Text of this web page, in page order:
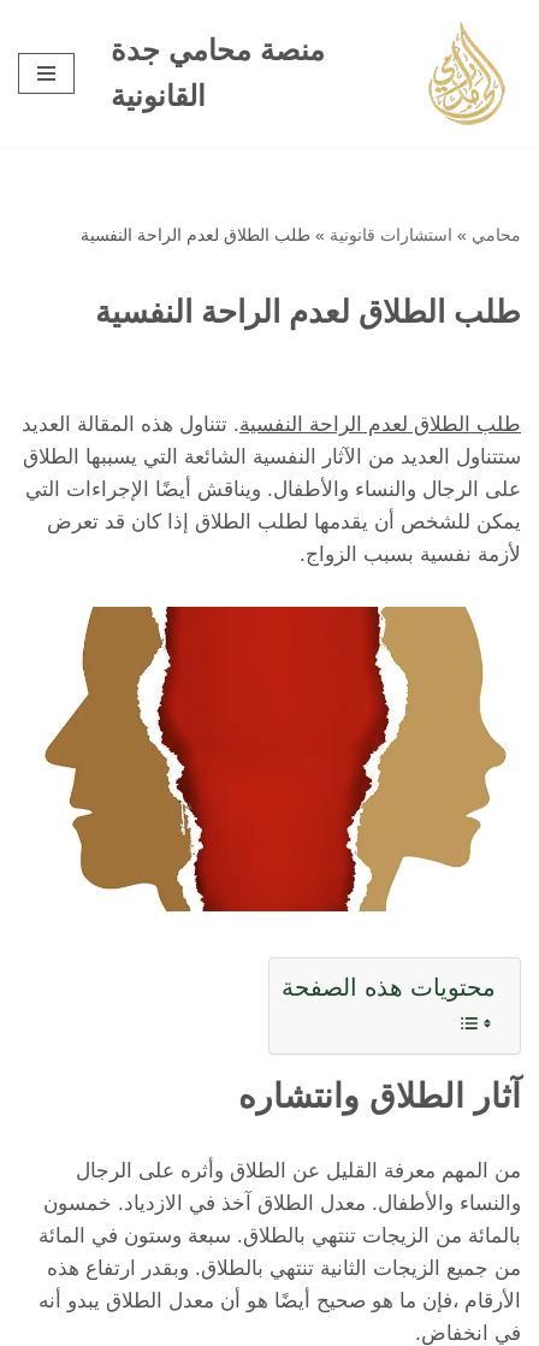
تخطى
إلى
المحتوى
منصة محامي جدة
القانونية
محامي » استشارات قانونية » طلب الطلاق لعدم الراحة النفسية
طلب الطلاق لعدم الراحة النفسية
طلب الطلاق لعدم الراحة النفسية. تتناول هذه المقالة العديد
ستتناول العديد من الآثار النفسية الشائعة التي يسببها الطلاق
على الرجال والنساء والأطفال. ويناقش أيضًا الإجراءات التي
يمكن للشخص أن يقدمها لطلب الطلاق إذا كان قد تعرض
لأزمة نفسية بسبب الزواج.
محتويات هذه الصفحة
آثار الطلاق وانتشاره
من المهم معرفة القليل عن الطلاق وأثره على الرجال
والنساء والأطفال. معدل الطلاق آخذ في الازدياد. خمسون
بالمائة من الزيجات تنتهي بالطلاق. سبعة وستون في المائة
من جميع الزيجات الثانية تنتهي بالطلاق. وبقدر ارتفاع هذه
الأرقام ،فإن ما هو صحيح أيضًا هو أن معدل الطلاق يبدو أنه
في انخفاض.